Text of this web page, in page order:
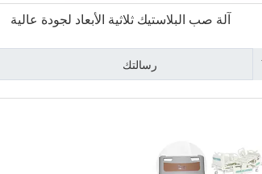
آلة صب البلاستيك ثلاثية الأبعاد لجودة عالية
رسالتك